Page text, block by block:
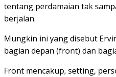
tentang perdamaian tak
berjalan.
Mungkin ini yang disebut
bagian depan (front) dan
Front mencakup, setting,